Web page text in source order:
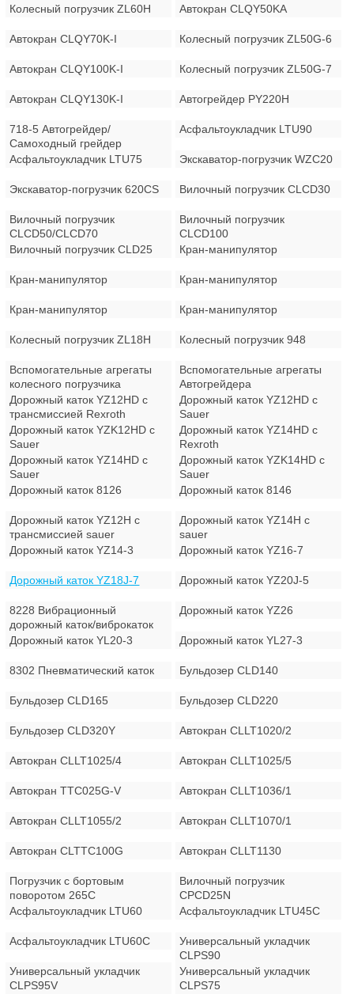
Колесный погрузчик ZL60H Автокран CLQY50KA
Автокран CLQY70K-I Колесный погрузчик ZL50G-6
Автокран CLQY100K-I Колесный погрузчик ZL50G-7
Автокран CLQY130K-I Автогрейдер PY220H
718-5 Автогрейдер/
Самоходный грейдер
Асфальтоукладчик LTU90
Асфальтоукладчик LTU75 Экскаватор-погрузчик WZC20
Экскаватор-погрузчик 620CS Вилочный погрузчик CLCD30
Вилочный погрузчик
CLCD50/CLCD70
Вилочный погрузчик
CLCD100
Вилочный погрузчик CLD25
Кран-манипулятор
Кран-манипулятор Кран-манипулятор
Кран-манипулятор Кран-манипулятор
Колесный погрузчик ZL18H Колесный погрузчик 948
Вспомогательные агрегаты
колесного погрузчика
Вспомогательные агрегаты
Автогрейдера
Дорожный каток YZ12HD с
трансмиссией Rexroth
Дорожный каток YZ12HD с
Sauer
Дорожный каток YZK12HD с
Sauer
Дорожный каток YZ14HD с
Rexroth
Дорожный каток YZ14HD с
Sauer
Дорожный каток YZK14HD с
Sauer
Дорожный каток 8126
Дорожный каток 8146
Дорожный каток YZ12H с
трансмиссией sauer
Дорожный каток YZ14H с
sauer
Дорожный каток YZ14-3
Дорожный каток YZ16-7
Дорожный каток YZ18J-7 Дорожный каток YZ20J-5
8228 Вибрационный
дорожный каток/виброкаток
Дорожный каток YZ26
Дорожный каток YL20-3 Дорожный каток YL27-3
8302 Пневматический каток Бульдозер CLD140
Бульдозер CLD165 Бульдозер CLD220
Бульдозер CLD320Y Автокран CLLT1020/2
Автокран CLLT1025/4 Автокран CLLT1025/5
Автокран TTC025G-V Автокран CLLT1036/1
Автокран CLLT1055/2 Автокран CLLT1070/1
Автокран CLTTC100G Автокран CLLT1130
Погрузчик с бортовым
поворотом 265C
Вилочный погрузчик
CPCD25N
Асфальтоукладчик LTU60
Асфальтоукладчик LTU45C
Асфальтоукладчик LTU60C
Универсальный укладчик
CLPS90
Универсальный укладчик
CLPS95V
Универсальный укладчик
CLPS75